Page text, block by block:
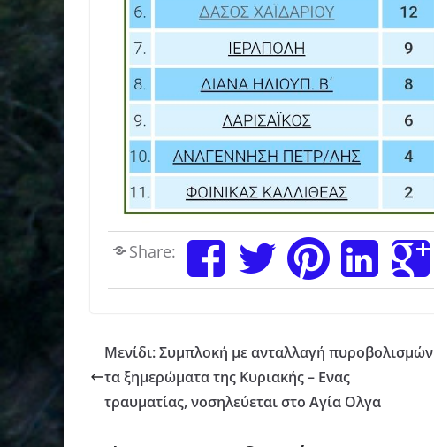
Share:
Μενίδι: Συμπλοκή με ανταλλαγή πυροβολισμών
τα ξημερώματα της Κυριακής – Ενας
τραυματίας, νοσηλεύεται στο Αγία Ολγα